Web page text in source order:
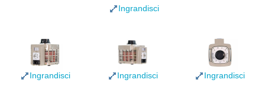
Ingrandisci
Ingrandisci Ingrandisci Ingrandisci